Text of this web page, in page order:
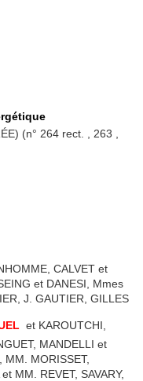
(n° 264 rect. , 263 ,
CALVET et
et DANESI, Mmes
J. GAUTIER, GILLES
et KAROUTCHI,
MANDELLI et
MM. MORISSET,
MM. REVET, SAVARY,